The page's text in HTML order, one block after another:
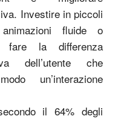
Investire in piccoli
fluide o
fare la differenza
dell’utente che
un’interazione
il 64% degli